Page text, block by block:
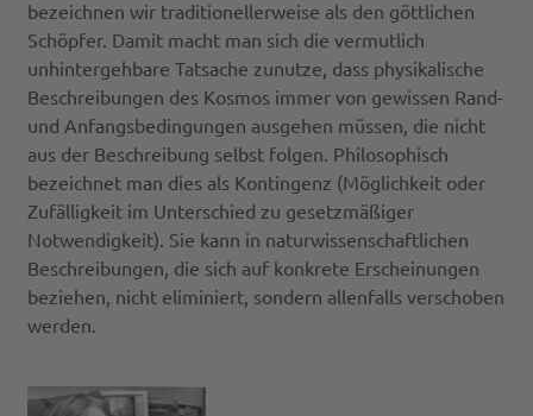
bezeichnen wir traditionellerweise als den göttlichen
Schöpfer. Damit macht man sich die vermutlich
unhintergehbare Tatsache zunutze, dass physikalische
Beschreibungen des Kosmos immer von gewissen Rand-
und Anfangsbedingungen ausgehen müssen, die nicht
aus der Beschreibung selbst folgen. Philosophisch
bezeichnet man dies als Kontingenz (Möglichkeit oder
Zufälligkeit im Unterschied zu gesetzmäßiger
Notwendigkeit). Sie kann in naturwissenschaftlichen
Beschreibungen, die sich auf konkrete Erscheinungen
beziehen, nicht eliminiert, sondern allenfalls verschoben
werden.